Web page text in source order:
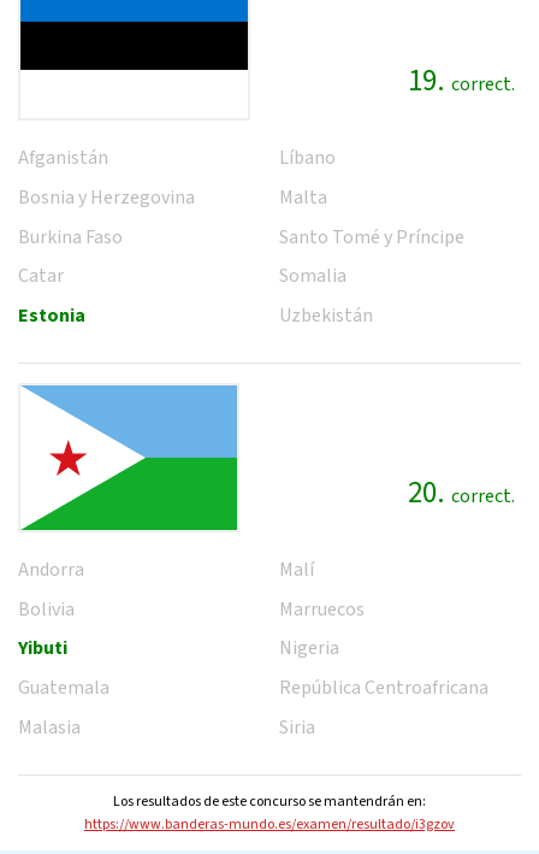
19. correct.
Afganistán
Bosnia y Herzegovina
Burkina Faso
Catar
Estonia
Líbano
Malta
Santo Tomé y Príncipe
Somalia
Uzbekistán
20. correct.
Andorra
Bolivia
Yibuti
Guatemala
Malasia
Malí
Marruecos
Nigeria
República Centroafricana
Siria
Los resultados de este concurso se mantendrán en:
https://www.banderas-mundo.es/examen/resultado/i3gzov